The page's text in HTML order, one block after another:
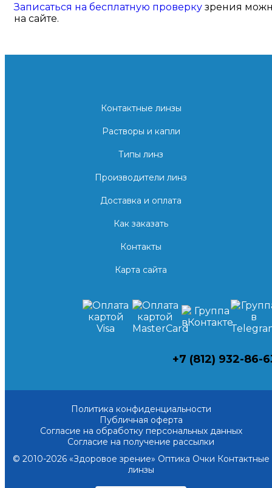
Записаться на бесплатную проверку зрения
на сайте.
Контактные линзы
Растворы и капли
Типы линз
Производители линз
Доставка и оплата
Как заказать
Контакты
Карта сайта
+7 (812) 932-86-
Политика конфиденциальности
Публичная оферта
Согласие на обработку персональных данных
Согласие на получение рассылки
© 2010-2026 «Здоровое зрение» Оптика Очки Контактные
линзы